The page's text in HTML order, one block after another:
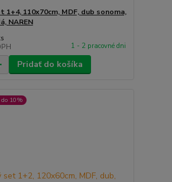
1+4, 110x70cm, MDF, dub sonoma,
NAREN
1 - 2 pracovné dni
Pridať do košíka
10%